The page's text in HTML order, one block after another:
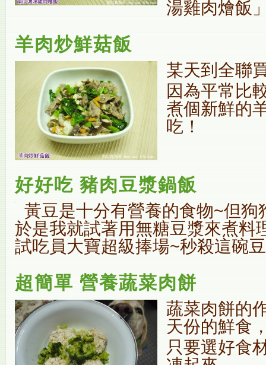
湯雞肉燴飯
羊肉炒鮮菇飯
某天到全聯
因為平常比
煮個新鮮的
吃！
好好吃 豬肉豆漿鍋飯
黃豆是十分有營養的食物~但狗
於是我就試著用無糖豆漿來煮料
試吃員大寶超級捧場~秒殺這碗
超簡單 營養蔬菜肉餅
蔬菜肉餅的
天份的鮮食
只要選好食